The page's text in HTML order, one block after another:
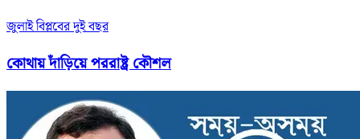
জুলাই বিপ্লবের দুই বছর
কোথায় দাঁড়িয়ে পররাষ্ট্র কৌশল